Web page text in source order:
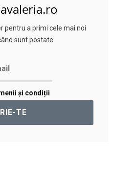
pentru a primi cele mai noi
sunt postate.
și condiții